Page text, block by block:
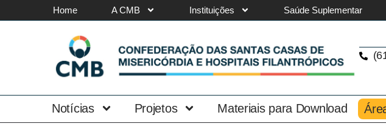
Home A CMB Instituições Saúde Suplementar
Notícias Projetos Materiais para Download